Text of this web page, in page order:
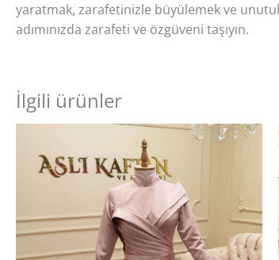
yaratmak, zarafetinizle büyülemek ve
adımınızda zarafeti ve özgüveni taşıyın.
İlgili ürünler